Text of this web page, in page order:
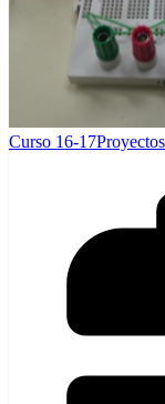
Curso 16-17